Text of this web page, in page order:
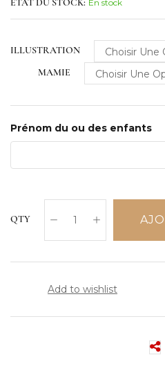
ÉTAT DU STOCK: En stock
ILLUSTRATION
MAMIE
Prénom du ou des enfants
QTY
Add to wishlist